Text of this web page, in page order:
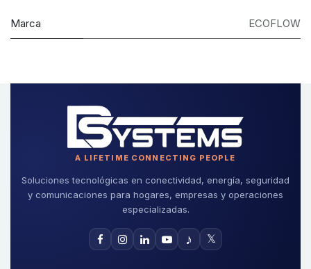
Marca ECOFLOW
A LIFETIME CONNECTING PEOPLE
Soluciones tecnológicas en conectividad, energía, seguridad
y comunicaciones para hogares, empresas y operaciones
especializadas.
♪ 𝕏